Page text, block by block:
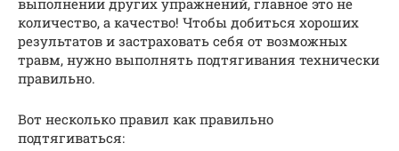
количество, а качество! Чтобы добиться хороших
результатов и застраховать себя от возможных
травм, нужно выполнять подтягивания технически
правильно.
Вот несколько правил как правильно
подтягиваться: